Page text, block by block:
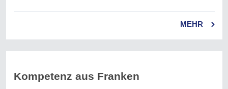
MEHR
Kompetenz aus Franken